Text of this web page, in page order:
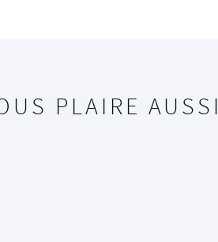
PLAIRE AUSSI